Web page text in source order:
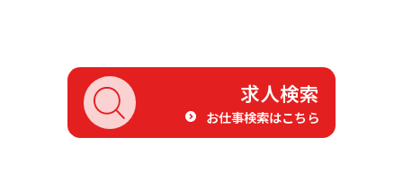
求人検索
お仕事検索はこちら